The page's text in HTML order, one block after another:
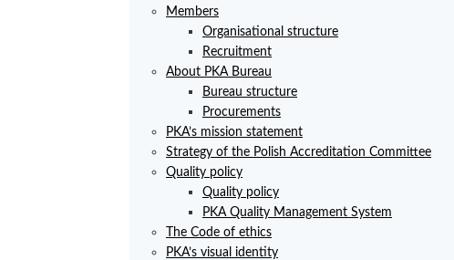
Members
Organisational structure
Recruitment
About PKA Bureau
Bureau structure
Procurements
PKA’s mission statement
Strategy of the Polish Accreditation Committee
Quality policy
Quality policy
PKA Quality Management System
The Code of ethics
PKA’s visual identity